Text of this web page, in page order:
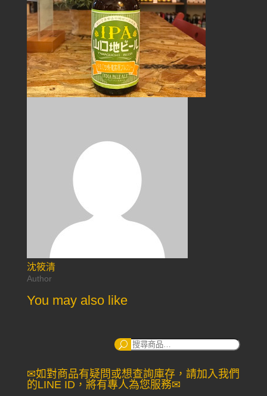
沈筱清
Author
You may also like
搜
✉如對商品有疑問或想查詢庫存，請加入我們
的LINE ID，將有專人為您服務✉